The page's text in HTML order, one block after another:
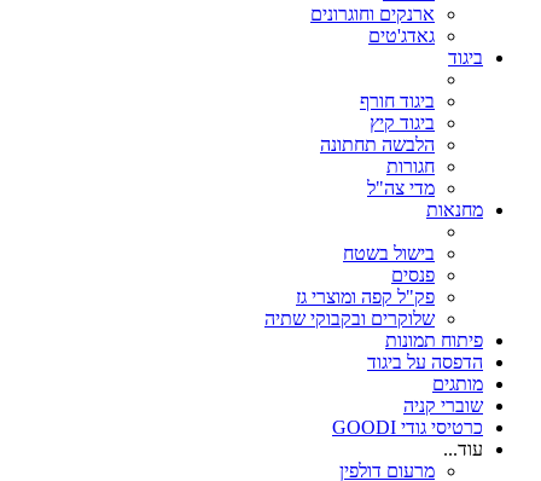
ארנקים וחוגרונים
גאדג'טים
ביגוד
ביגוד חורף
ביגוד קיץ
הלבשה תחתונה
חגורות
מדי צה"ל
מחנאות
בישול בשטח
פנסים
פק"ל קפה ומוצרי גז
שלוקרים ובקבוקי שתיה
פיתוח תמונות
הדפסה על ביגוד
מותגים
שוברי קניה
כרטיסי גודי GOODI
עוד...
מרעום דולפין